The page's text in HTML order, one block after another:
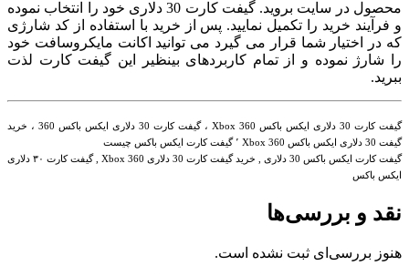
محصول در سایت بروید. گیفت کارت 30 دلاری خود را انتخاب نموده
و فرآیند خرید را تکمیل نمایید. پس از خرید با استفاده از کد شارژی
که در اختیار شما قرار می گیرد می توانید اکانت مایکروسافت خود
را شارژ نموده و از تمام کاربردهای بینظیر این گیفت کارت لذت
ببرید.
گیفت کارت 30 دلاری ایکس باکس Xbox 360 ، گیفت کارت 30 دلاری ایکس باکس 360 ،
خرید
گیفت 30 دلاری ایکس باکس Xbox 360 ٬ گیفت کارت ایکس باکس چیست
گیفت کارت ایکس باکس 30 دلاری , خرید گیفت کارت 30 دلاری Xbox 360 , گیفت کارت ۳۰ دلاری
ایکس باکس
نقد و بررسی‌ها
هنوز بررسی‌ای ثبت نشده است.